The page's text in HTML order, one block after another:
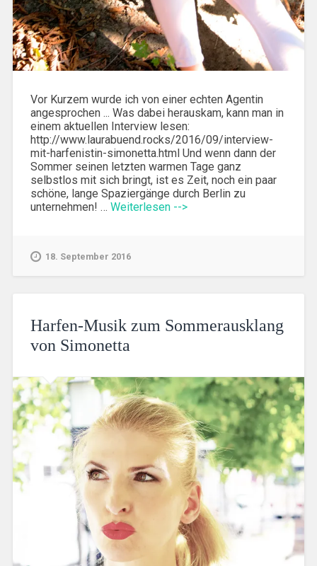
Vor Kurzem wurde ich von einer echten Agentin
angesprochen ... Was dabei herauskam, kann man in
einem aktuellen Interview lesen:
http://www.laurabuend.rocks/2016/09/interview-
mit-harfenistin-simonetta.html Und wenn dann der
Sommer seinen letzten warmen Tage ganz
selbstlos mit sich bringt, ist es Zeit, noch ein paar
schöne, lange Spaziergänge durch Berlin zu
unternehmen! … Weiterlesen -->
18. September 2016
Harfen-Musik zum Sommerausklang
von Simonetta